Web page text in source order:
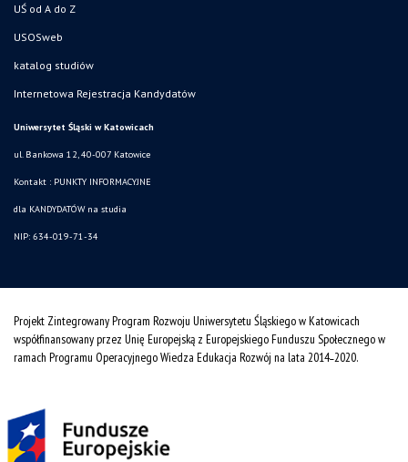
UŚ od A do Z
USOSweb
katalog studiów
Internetowa Rejestracja Kandydatów
Uniwersytet Śląski w Katowicach
ul. Bankowa 12, 40-007 Katowice
Kontakt : PUNKTY INFORMACYJNE
dla KANDYDATÓW na studia
NIP: 634-019-71-34
Projekt Zintegrowany Program Rozwoju Uniwersytetu Śląskiego w Katowicach
współfinansowany przez Unię Europejską z Europejskiego Funduszu Społecznego w
ramach Programu Operacyjnego Wiedza Edukacja Rozwój na lata 2014˗2020.